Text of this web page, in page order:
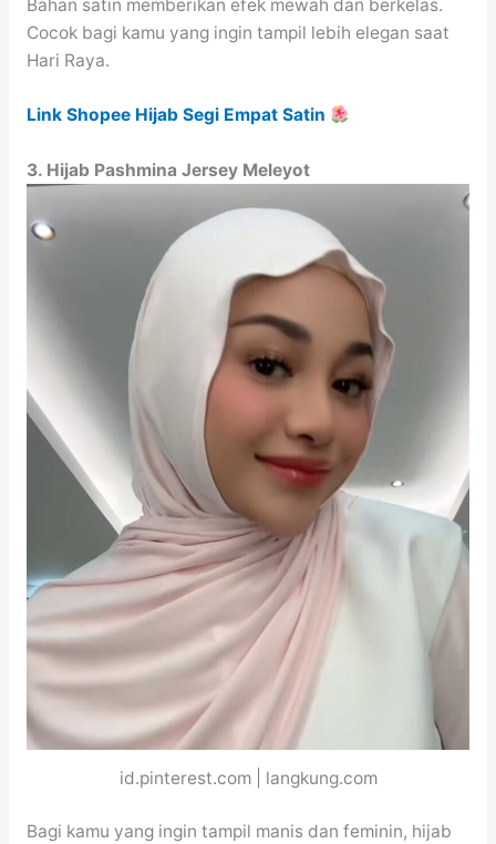
Bahan satin memberikan efek mewah dan berkelas.
Cocok bagi kamu yang ingin tampil lebih elegan saat
Hari Raya.
Link Shopee Hijab Segi Empat Satin
3. Hijab Pashmina Jersey Meleyot
id.pinterest.com | langkung.com
Bagi kamu yang ingin tampil manis dan feminin, hijab